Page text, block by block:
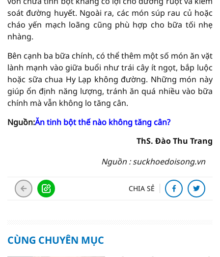
soát đường huyết. Ngoài ra, các món súp rau củ hoặc
cháo yến mạch loãng cũng phù hợp cho bữa tối nhẹ
nhàng.
Bên cạnh ba bữa chính, có thể thêm một số món ăn vặt
lành mạnh vào giữa buổi như trái cây ít ngọt, bắp luộc
hoặc sữa chua Hy Lạp không đường. Những món này
giúp ổn định năng lượng, tránh ăn quá nhiều vào bữa
chính mà vẫn không lo tăng cân.
Nguồn:Ăn tinh bột thế nào không tăng cân?
ThS. Đào Thu Trang
Nguồn : suckhoedoisong.vn
CHIA SẺ
CÙNG CHUYÊN MỤC